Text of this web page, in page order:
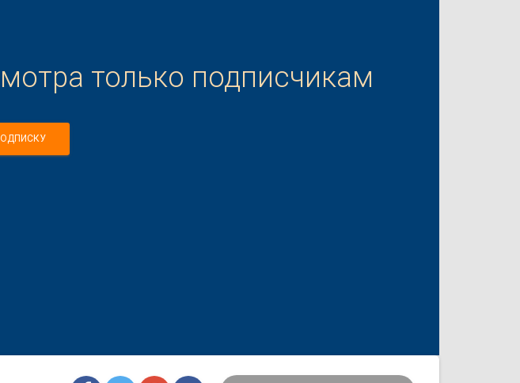
только подписчикам